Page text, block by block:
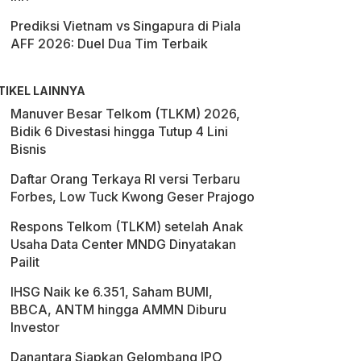
Prediksi Vietnam vs Singapura di Piala
AFF 2026: Duel Dua Tim Terbaik
LAINNYA
Manuver Besar Telkom (TLKM) 2026,
Bidik 6 Divestasi hingga Tutup 4 Lini
Bisnis
Daftar Orang Terkaya RI versi Terbaru
Forbes, Low Tuck Kwong Geser Prajogo
Respons Telkom (TLKM) setelah Anak
Usaha Data Center MNDG Dinyatakan
Pailit
IHSG Naik ke 6.351, Saham BUMI,
BBCA, ANTM hingga AMMN Diburu
Investor
Danantara Siapkan Gelombang IPO